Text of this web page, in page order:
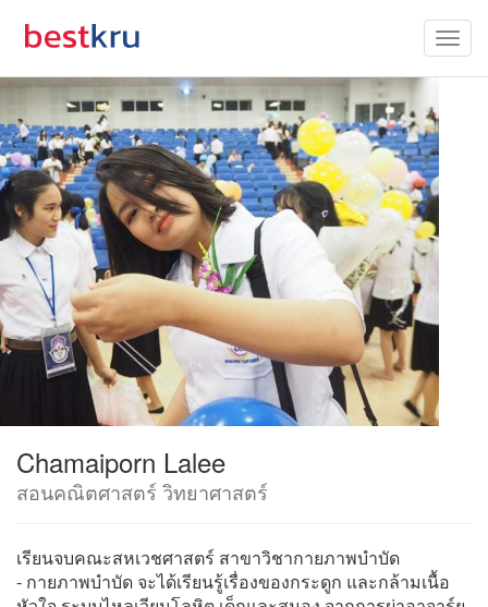
Chamaiporn Lalee
สอนคณิตศาสตร์ วิทยาศาสตร์
เรียนจบคณะสหเวชศาสตร์ สาขาวิชากายภาพบำบัด
- กายภาพบำบัด จะได้เรียนรู้เรื่องของกระดูก และกล้ามเนื้อ